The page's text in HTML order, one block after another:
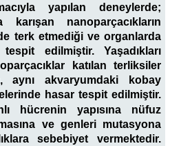
yapılan deneylerde;
karışan nanoparçacıkların
terk etmediği ve organlarda
edilmiştir. Yaşadıkları
katılan terliksiler
aynı akvaryumdaki kobay
hasar tespit edilmiştir.
hücrenin yapısına nüfuz
ve genleri mutasyona
sebebiyet vermektedir.